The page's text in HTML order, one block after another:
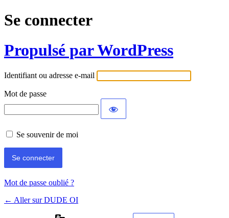
Se connecter
Propulsé par WordPress
Identifiant ou adresse e-mail
Mot de passe
Se souvenir de moi
Mot de passe oublié ?
← Aller sur DUDE OI